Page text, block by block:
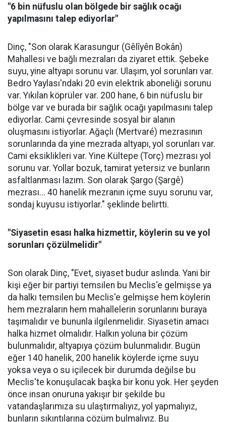
"6 bin nüfuslu olan bölgede bir sağlık ocağı
yapılmasını talep ediyorlar"
Dinç, "Son olarak Karasungur (Gêlîyên Bokân)
Mahallesi ve bağlı mezraları da ziyaret ettik. Şebeke
suyu, yine altyapı sorunu var. Ulaşım, yol sorunları var.
Bedro Yaylası'ndaki 20 evin elektrik aboneliği sorunu
var. Yıkılan köprüler var. 200 hane, 6 bin nüfuslu bir
bölge var ve burada bir sağlık ocağı yapılmasını talep
ediyorlar. Cami çevresinde sosyal bir alanın
oluşmasını istiyorlar. Ağaçlı (Mertvaré) mezrasının
sorunlarında da yine mezrada altyapı, yol sorunları var.
Cami eksiklikleri var. Yine Kültepe (Torç) mezrası yol
sorunu var. Yollar bozuk, tamirat yetersiz ve bunların
asfaltlanması lazım. Son olarak Şargo (Şargê)
mezrası... 40 hanelik mezranın içme suyu sorunu var,
sondaj kuyusu istiyorlar." şeklinde belirtti.
"Siyasetin esası halka hizmettir, köylerin su ve yol
sorunları çözülmelidir"
Son olarak Dinç, "Evet, siyaset budur aslında. Yani bir
kişi eğer bir partiyi temsilen bu Meclis'e gelmişse ya
da halkı temsilen bu Meclis'e gelmişse hem köylerin
hem mezraların hem mahallelerin sorunlarını buraya
taşımalıdır ve bununla ilgilenmelidir. Siyasetin amacı
halka hizmet olmalıdır. Halkın yoluna bir çözüm
bulunmalıdır, altyapıya çözüm bulunmalıdır. Bugün
eğer 140 hanelik, 200 hanelik köylerde içme suyu
yoksa veya o su içilecek bir durumda değilse bu
Meclis'te konuşulacak başka bir konu yok. Her şeyden
önce insan onuruna yakışır bir şekilde bu
vatandaşlarımıza su ulaştırmalıyız, yol yapmalıyız,
bunların sıkıntılarına çözüm bulmalıyız. Bu